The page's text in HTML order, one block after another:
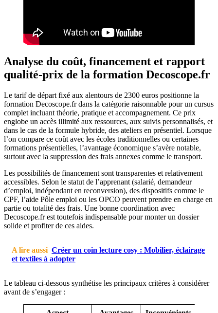
Analyse du coût, financement et rapport
qualité-prix de la formation Decoscope.fr
Le tarif de départ fixé aux alentours de 2300 euros positionne la
formation Decoscope.fr dans la catégorie raisonnable pour un cursus
complet incluant théorie, pratique et accompagnement. Ce prix
englobe un accès illimité aux ressources, aux suivis personnalisés, et
dans le cas de la formule hybride, des ateliers en présentiel. Lorsque
l’on compare ce coût avec les écoles traditionnelles ou certaines
formations présentielles, l’avantage économique s’avère notable,
surtout avec la suppression des frais annexes comme le transport.
Les possibilités de financement sont transparentes et relativement
accessibles. Selon le statut de l’apprenant (salarié, demandeur
d’emploi, indépendant en reconversion), des dispositifs comme le
CPF, l’aide Pôle emploi ou les OPCO peuvent prendre en charge en
partie ou totalité des frais. Une bonne coordination avec
Decoscope.fr est toutefois indispensable pour monter un dossier
solide et profiter de ces aides.
A lire aussi Créer un coin lecture cosy : Mobilier, éclairage
et textiles à adopter
Le tableau ci-dessous synthétise les principaux critères à considérer
avant de s’engager :